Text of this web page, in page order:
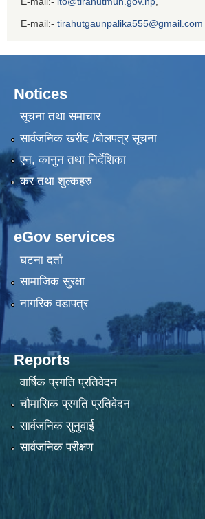
E-mail:- tirahutgaunpalika555@gmail.com
Notices
सूचना तथा समाचार
सार्वजनिक खरीद /बोलपत्र सूचना
एन, कानुन तथा निर्देशिका
कर तथा शुल्कहरु
eGov services
घटना दर्ता
सामाजिक सुरक्षा
नागरिक वडापत्र
Reports
वार्षिक प्रगति प्रतिवेदन
चौमासिक प्रगति प्रतिवेदन
सार्वजनिक सुनुवाई
सार्वजनिक परीक्षण